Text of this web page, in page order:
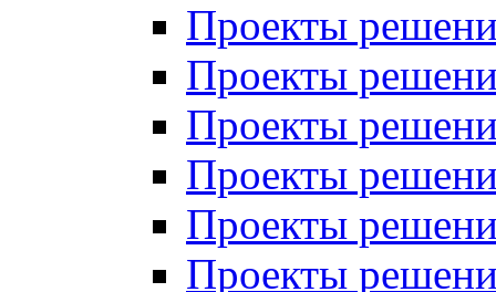
Проекты
Проекты
Проекты
Проекты
Проекты
Проекты